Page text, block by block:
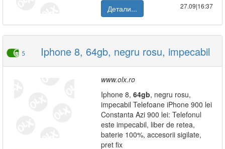
Детали...
27.09|16:37
5 Iphone 8, 64gb, negru rosu, impecabil
www.olx.ro
Iphone 8, 64gb, negru rosu,
impecabil Telefoane iPhone 900 lei
Constanta Azi 900 lei: Telefonul
este impecabil, liber de retea,
baterie 100%, accesorii sigilate,
pret fix